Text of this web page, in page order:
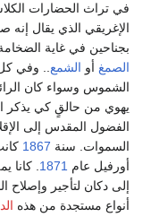
في تراث الحضارات
الإغريقي الذي يقال
بجناحين في غاية
الصمغ أو الشمع.. وفي
الشموس وسواء كان
يهوي من حالقٍ كي يذكر
الفضول المقدس إلى
السموات. سنة 1867
أورفيل عام 1871. كانا
إلى دكان لتأجير
أنواع مستجدة من هذه